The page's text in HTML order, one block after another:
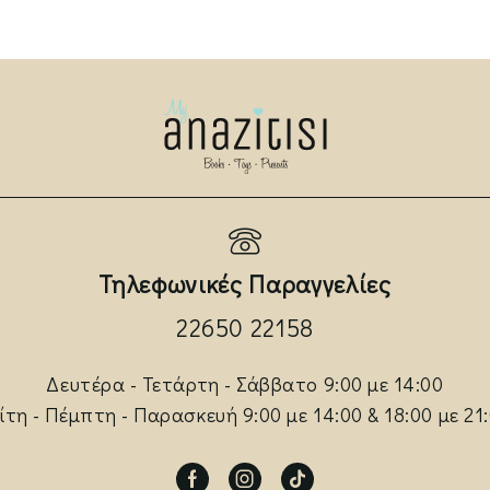
Τηλεφωνικές Παραγγελίες
22650 22158
Δευτέρα - Τετάρτη - Σάββατο 9:00 με 14:00
- Πέμπτη - Παρασκευή 9:00 με 14:00 & 18:00 με